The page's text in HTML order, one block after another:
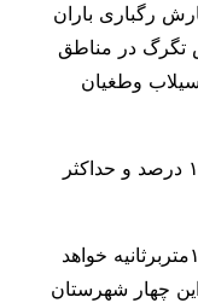
رگباری باران
تگرگ در مناطق
وطغیان
پیش بینی رطوبت:حداقل رطوبت درحد ۱۰ درصد و حداکثر
پیش بینی باد:حداکثرسرعت باد درحدود ۱۵متربرثانیه خواهد
چهار شهرستان